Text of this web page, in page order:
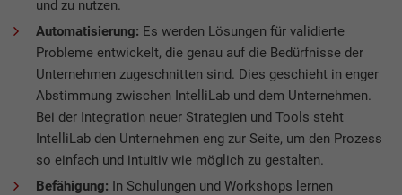
und zu nutzen.
Automatisierung: Es werden Lösungen für validierte
Probleme entwickelt, die genau auf die Bedürfnisse der
Unternehmen zugeschnitten sind. Dies geschieht in enger
Abstimmung zwischen IntelliLab und dem Unternehmen.
Bei der Integration neuer Strategien und Tools steht
IntelliLab den Unternehmen eng zur Seite, um den Prozess
so einfach und intuitiv wie möglich zu gestalten.
Befähigung: In Schulungen und Workshops lernen